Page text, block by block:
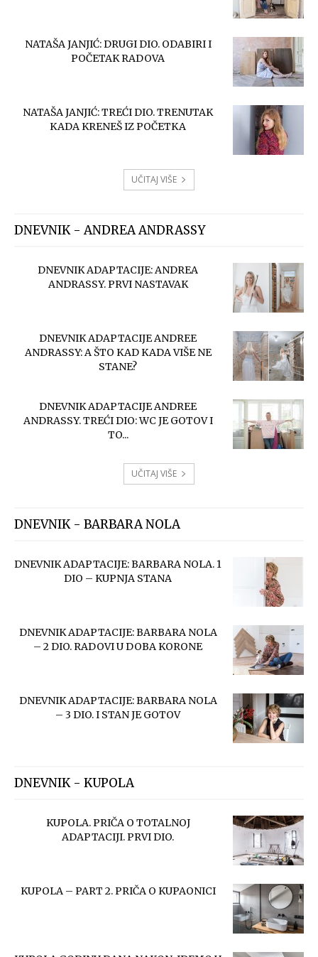
NATAŠA JANJIĆ: DRUGI DIO. ODABIRI I
POČETAK RADOVA
NATAŠA JANJIĆ: TREĆI DIO. TRENUTAK
KADA KRENEŠ IZ POČETKA
UČITAJ VIŠE
DNEVNIK - ANDREA ANDRASSY
DNEVNIK ADAPTACIJE: ANDREA
ANDRASSY. PRVI NASTAVAK
DNEVNIK ADAPTACIJE ANDREE
ANDRASSY: A ŠTO KAD KADA VIŠE NE
STANE?
DNEVNIK ADAPTACIJE ANDREE
ANDRASSY. TREĆI DIO: WC JE GOTOV I
TO...
UČITAJ VIŠE
DNEVNIK - BARBARA NOLA
DNEVNIK ADAPTACIJE: BARBARA NOLA. 1
DIO – KUPNJA STANA
DNEVNIK ADAPTACIJE: BARBARA NOLA
– 2 DIO. RADOVI U DOBA KORONE
DNEVNIK ADAPTACIJE: BARBARA NOLA
– 3 DIO. I STAN JE GOTOV
DNEVNIK - KUPOLA
KUPOLA. PRIČA O TOTALNOJ
ADAPTACIJI. PRVI DIO.
KUPOLA – PART 2. PRIČA O KUPAONICI